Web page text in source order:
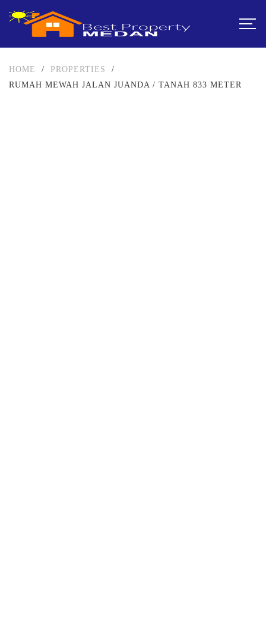
HOME / PROPERTIES
/
RUMAH MEWAH JALAN JUANDA / TANAH 833 METER